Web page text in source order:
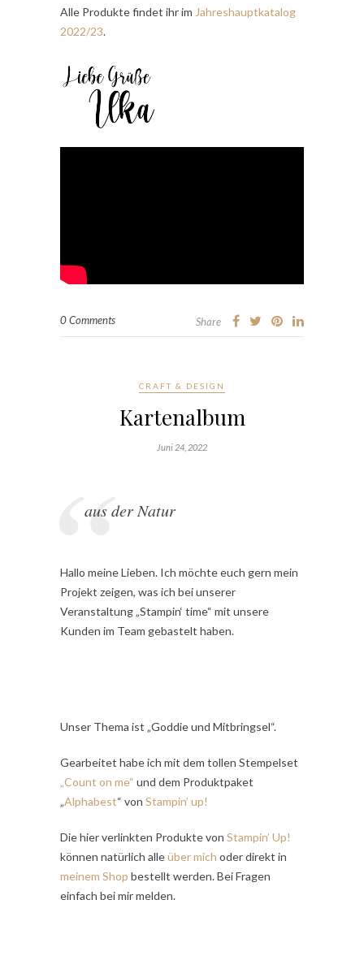
Alle Produkte findet ihr im Jahreshauptkatalog
2022/23.
0 Comments Share
CRAFT & DESIGN
Kartenalbum
Juni 24, 2022
aus der Natur
Hallo meine Lieben. Ich möchte euch gern mein
Projekt zeigen, was ich bei unserer
Veranstaltung „Stampin‘ time“ mit unsere
Kunden im Team gebastelt haben.
Unser Thema ist „Goddie und Mitbringsel“.
Gearbeitet habe ich mit dem tollen Stempelset
„Count on me“ und dem Produktpaket
„Alphabest“ von Stampin’ up!
Die hier verlinkten Produkte von Stampin’ Up!
können natürlich alleüber mich oder direkt in
meinem Shop bestellt werden. Bei Fragen
einfach bei mir melden.